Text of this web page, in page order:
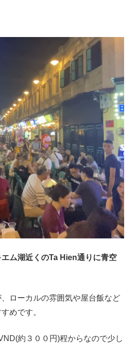
ム湖近くのTa Hien通りに青空
ローカルの雰囲気や屋台飯など
めです。
約３００円)程からなので少し